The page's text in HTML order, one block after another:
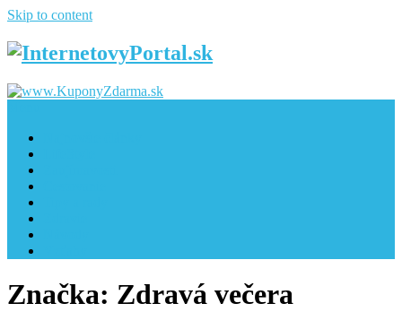
Skip to content
Značka: Zdravá večera